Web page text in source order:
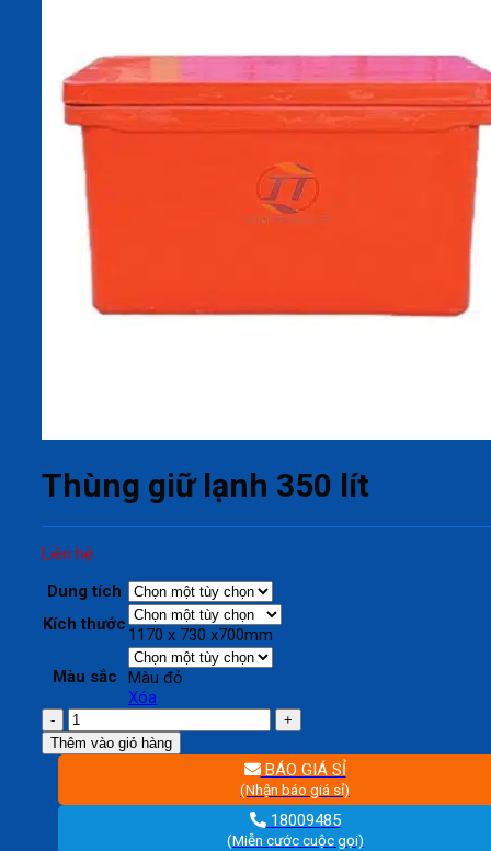
Thùng giữ lạnh 350 lít
Liên hệ
Dung tích
Kích thước
1170 x 730 x700mm
Màu sắc
Màu đỏ
Xóa
Thùng
giữ
lạnh
Thêm vào giỏ hàng
BÁO GIÁ SỈ
(Nhận báo giá sỉ)
18009485
(Miễn cước cuộc gọi)